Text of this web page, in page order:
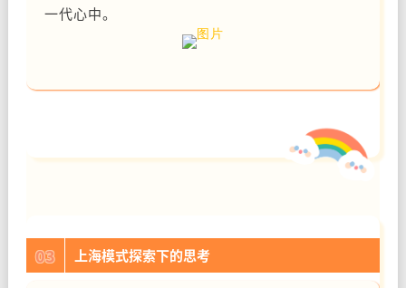
一代心中。
03 上海模式探索下的思考